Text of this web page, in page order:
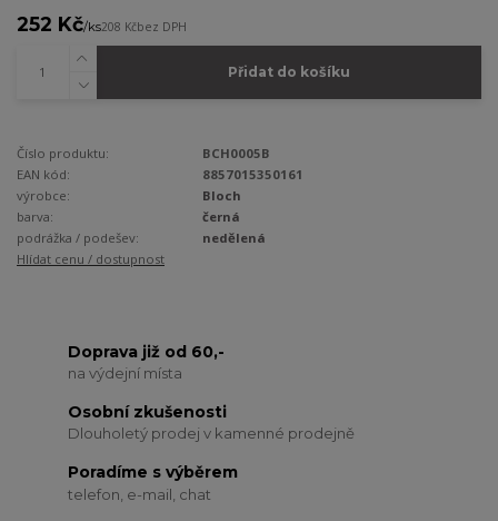
252 Kč/ks208 Kčbez DPH
Přidat do košíku
Číslo produktu:
BCH0005B
EAN kód:
8857015350161
výrobce:
Bloch
barva:
černá
podrážka / podešev:
nedělená
Hlídat cenu / dostupnost
Doprava již od 60,-
na výdejní místa
Osobní zkušenosti
Dlouholetý prodej v kamenné prodejně
Poradíme s výběrem
telefon, e-mail, chat